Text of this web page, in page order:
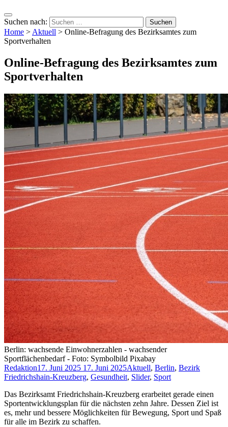
Suchen nach:
Home >Aktuell > Online-Befragung des Bezirksamtes zum
Sportverhalten
Online-Befragung des Bezirksamtes zum
Sportverhalten
Berlin: wachsende Einwohnerzahlen - wachsender
Sportflächenbedarf - Foto: Symbolbild Pixabay
Redaktion17. Juni 2025 17. Juni 2025Aktuell, Berlin, Bezirk
Friedrichshain-Kreuzberg, Gesundheit, Slider, Sport
Das Bezirksamt Friedrichshain-Kreuzberg erarbeitet gerade einen
Sportentwicklungsplan für die nächsten zehn Jahre. Dessen Ziel ist
es, mehr und bessere Möglichkeiten für Bewegung, Sport und Spaß
für alle im Bezirk zu schaffen.